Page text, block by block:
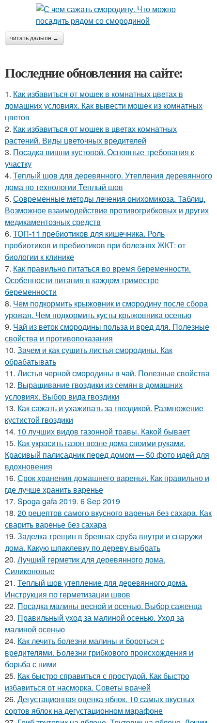
читать дальше →
Последние обновления на сайте:
1. Как избавиться от мошек в комнатных цветах в
домашних условиях. Как вывести мошек из комнатных
цветов
2. Как избавиться от мошек в цветах комнатных
растений. Виды цветочных вредителей
3. Посадка вишни кустовой. Основные требования к
участку
4. Теплый шов для деревянного. Утепления деревянного
дома по технологии Теплый шов
5. Современные методы лечения онихомикоза. Таблиц.
Возможное взаимодействие противогрибковых и других
медикаментозных средств
6. ТОП-11 пребиотиков для кишечника. Роль
пробиотиков и пребиотиков при болезнях ЖКТ: от
биологии к клинике
7. Как правильно питаться во время беременности.
Особенности питания в каждом триместре
беременности
8. Чем подкормить крыжовник и смородину после сбора
урожая. Чем подкормить кусты крыжовника осенью
9. Чай из веток смородины польза и вред для. Полезные
свойства и противопоказания
10. Зачем и как сушить листья смородины. Как
обрабатывать
11. Листья черной смородины в чай. Полезные свойства
12. Выращивание гвоздики из семян в домашних
условиях. Выбор вида гвоздики
13. Как сажать и ухаживать за гвоздикой. Размножение
кустистой гвоздики
14. 10 лучших видов газонной травы. Какой бывает
15. Как украсить газон возле дома своими руками.
Красивый палисадник перед домом — 50 фото идей для
вдохновения
16. Срок хранения домашнего варенья. Как правильно и
где лучше хранить варенье
17. Spoga gafa 2019. 6 Sep 2019
18. 20 рецептов самого вкусного варенья без сахара. Как
сварить варенье без сахара
19. Заделка трещин в бревнах сруба внутри и снаружи
дома. Какую шпаклевку по дереву выбрать
20. Лучший герметик для деревянного дома.
Силиконовые
21. Теплый шов утепление для деревянного дома.
Инструкция по герметизации швов
22. Посадка малины весной и осенью. Выбор саженца
23. Правильный уход за малиной осенью. Уход за
малиной осенью
24. Как лечить болезни малины и бороться с
вредителями. Болезни грибкового происхождения и
борьба с ними
25. Как быстро справиться с простудой. Как быстро
избавиться от насморка. Советы врачей
26. Дегустационная оценка яблок. 10 самых вкусных
сортов яблок на дегустационном марафоне